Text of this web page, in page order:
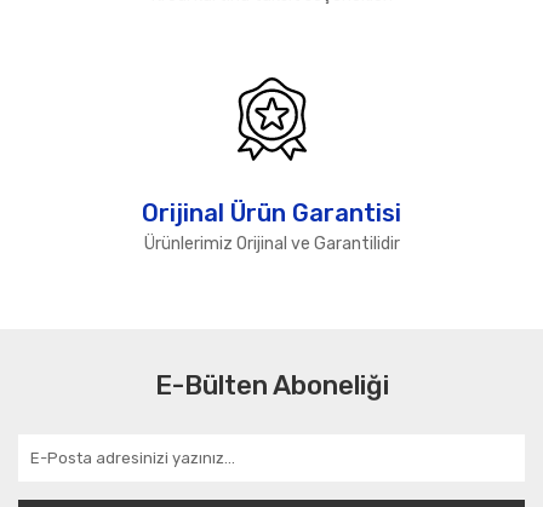
Orijinal Ürün Garantisi
Ürünlerimiz Orijinal ve Garantilidir
E-Bülten Aboneliği